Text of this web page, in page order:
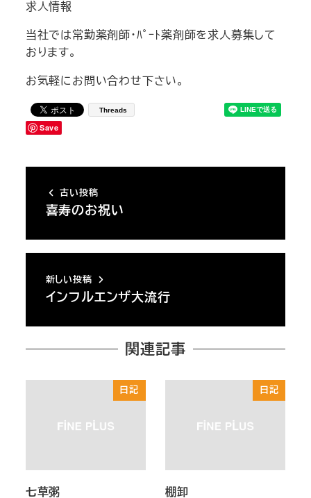
求人情報
当社では常勤薬剤師・ﾊﾟｰﾄ薬剤師を求人募集して
おります。
お気軽にお問い合わせ下さい。
Threads
Save
古い投稿
喜寿のお祝い
新しい投稿
インフルエンザ大流行
関連記事
日記
七草粥
日記
棚卸